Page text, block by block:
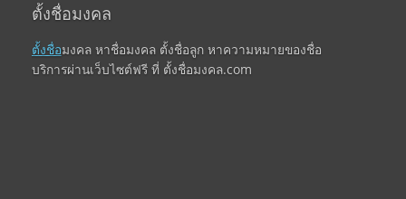
ตั้งชื่อมงคล
ตั้งชื่อมงคล หาชื่อมงคล ตั้งชื่อลูก หาความหมายของชื่อ
บริการผ่านเว็บไซต์ฟรี ที่ ตั้งชื่อมงคล.com